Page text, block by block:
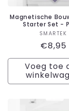
Magnetische
Starter Set -
SMARTEK
prijs
€8,95
Voeg toe